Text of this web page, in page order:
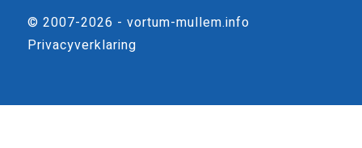
© 2007-2026 - vortum-mullem.info
Privacyverklaring